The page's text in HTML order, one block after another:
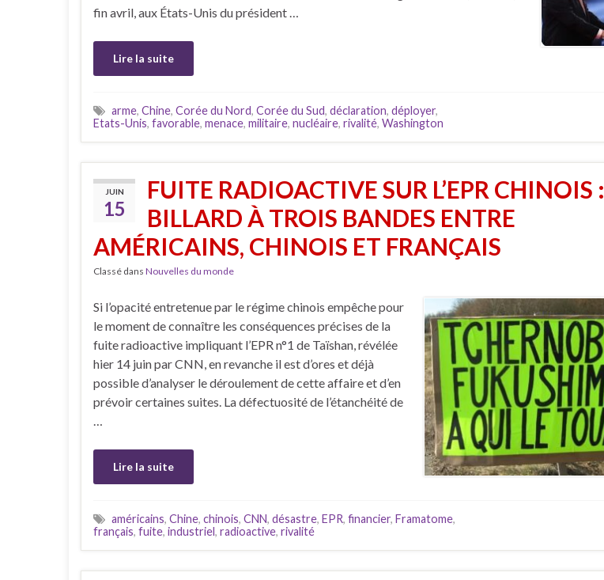
fin avril, aux États-Unis du président …
Lire la suite
arme, Chine, Corée du Nord, Corée du Sud, déclaration, déployer,
Etats-Unis, favorable, menace, militaire, nucléaire, rivalité, Washington
JUIN
15
FUITE RADIOACTIVE SUR L’EPR CHINOIS :
BILLARD À TROIS BANDES ENTRE
AMÉRICAINS, CHINOIS ET FRANÇAIS
Classé dans Nouvelles du monde
Si l’opacité entretenue par le régime chinois empêche pour
le moment de connaître les conséquences précises de la
fuite radioactive impliquant l’EPR n°1 de Taïshan, révélée
hier 14 juin par CNN, en revanche il est d’ores et déjà
possible d’analyser le déroulement de cette affaire et d’en
prévoir certaines suites. La défectuosité de l’étanchéité de
…
Lire la suite
américains, Chine, chinois, CNN, désastre, EPR, financier, Framatome,
français, fuite, industriel, radioactive, rivalité